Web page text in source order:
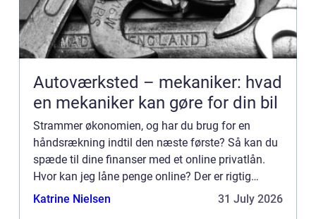
Autoværksted – mekaniker: hvad
en mekaniker kan gøre for din bil
Strammer økonomien, og har du brug for en
håndsrækning indtil den næste første? Så kan du
spæde til dine finanser med et online privatlån.
Hvor kan jeg låne penge online? Der er rigtig
mange mul...
Katrine Nielsen 31 July 2026